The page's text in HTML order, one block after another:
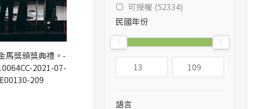
馬獎頒獎典禮。-
2021-07-
209
可授權 (52334)
民國年份
語言